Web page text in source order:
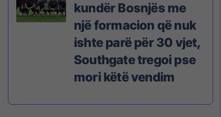
kundër Bosnjës me
një formacion që nuk
ishte parë për 30 vjet,
Southgate tregoi pse
mori këtë vendim